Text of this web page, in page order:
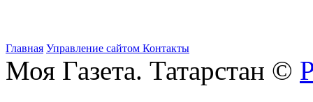
Главная Управление сайтом Контакты
Моя Газета. Татарстан ©